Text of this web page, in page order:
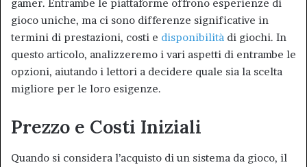
gamer. Entrambe le piattaforme offrono esperienze di
gioco uniche, ma ci sono differenze significative in
termini di prestazioni, costi e disponibilità di giochi. In
questo articolo, analizzeremo i vari aspetti di entrambe le
opzioni, aiutando i lettori a decidere quale sia la scelta
migliore per le loro esigenze.
Prezzo e Costi Iniziali
Quando si considera l’acquisto di un sistema da gioco, il